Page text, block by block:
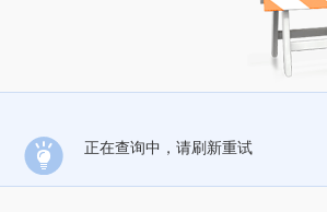
正在查询中，请刷新重试